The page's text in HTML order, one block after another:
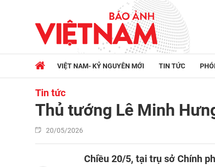
VIỆT NAM- KỶ NGUYÊN MỚI TIN TỨC
Tin tức
Thủ tướng Lê Minh
20/05/2026
Chiều 20/5, tại trụ sở Chính